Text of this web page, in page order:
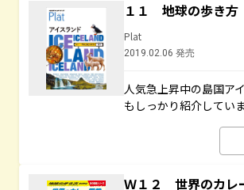
１１ 地球の歩き
Plat
2019.02.06 発売
人気急上昇中の島国ア
もしっかり紹介していま
Ｗ１２ 世界のカレ